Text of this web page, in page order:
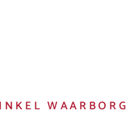
WAARBORG